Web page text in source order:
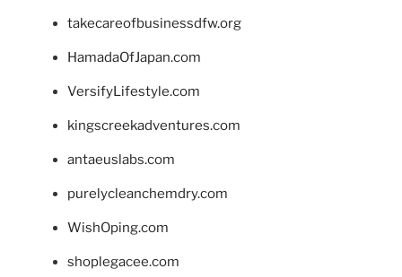
takecareofbusinessdfw.org
HamadaOfJapan.com
VersifyLifestyle.com
kingscreekadventures.com
antaeuslabs.com
purelycleanchemdry.com
WishOping.com
shoplegacee.com